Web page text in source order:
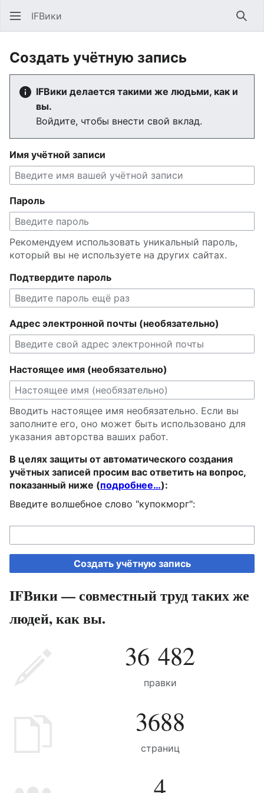
IFВики
Создать учётную запись
IFВики делается такими же людьми, как и
вы.
Войдите, чтобы внести свой вклад.
Имя учётной записи
Пароль
Рекомендуем использовать уникальный пароль,
который вы не используете на других сайтах.
Подтвердите пароль
Адрес электронной почты (необязательно)
Настоящее имя (необязательно)
Вводить настоящее имя необязательно. Если вы
заполните его, оно может быть использовано для
указания авторства ваших работ.
В целях защиты от автоматического создания
учётных записей просим вас ответить на вопрос,
показанный ниже (подробнее…):
Введите волшебное слово "купокморг":
Создать учётную запись
IFВики — совместный труд таких же
людей, как вы.
36 482
правки
3688
страниц